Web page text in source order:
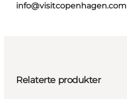
info@visitcopenhagen.com
Relaterte produkter